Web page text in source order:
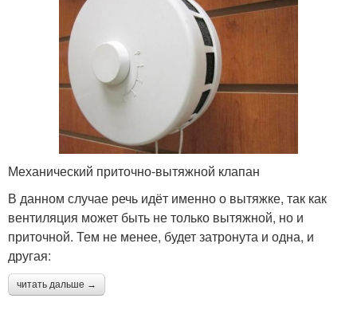
Механический приточно-вытяжной клапан
В данном случае речь идёт именно о вытяжке, так как
вентиляция может быть не только вытяжной, но и
приточной. Тем не менее, будет затронута и одна, и
другая:
читать дальше →